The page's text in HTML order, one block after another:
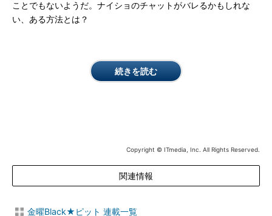
ことでもないようだ。ナイショのチャットがバレるかもしれな
い、ある方法とは？
続きを読む
Copyright © ITmedia, Inc. All Rights Reserved.
関連情報
金曜Black★ピット 連載一覧